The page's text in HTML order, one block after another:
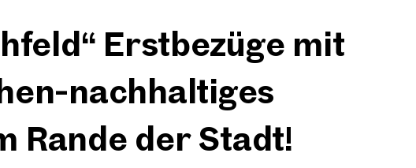
Erstbezüge mit
nachhaltiges
Rande der Stadt!